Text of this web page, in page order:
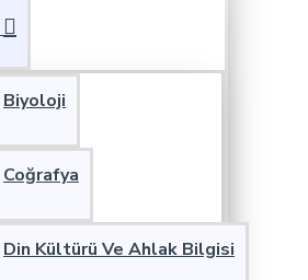
Biyoloji
Coğrafya
Din Kültürü Ve Ahlak Bilgisi